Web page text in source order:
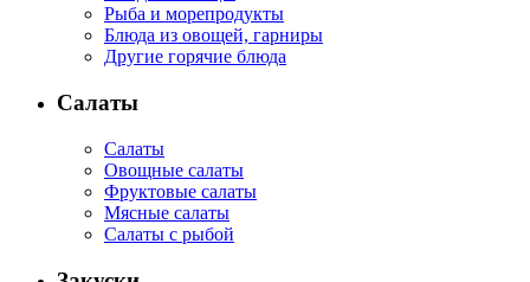
Рыба и морепродукты
Блюда из овощей, гарниры
Другие горячие блюда
Салаты
Салаты
Овощные салаты
Фруктовые салаты
Мясные салаты
Салаты с рыбой